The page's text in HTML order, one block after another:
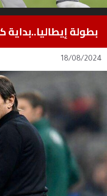
بطولة إيطاليا..بداية
18/08/2024